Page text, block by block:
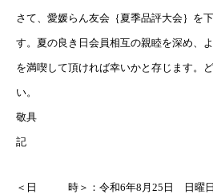
さて、愛媛らん友会｛夏季品評大会｝を
す。夏の良き日会員相互の親睦を深め、
を満喫して頂ければ幸いかと存じます。
い。
敬具
記
＜日 時＞：令和6年8月25日 日曜日